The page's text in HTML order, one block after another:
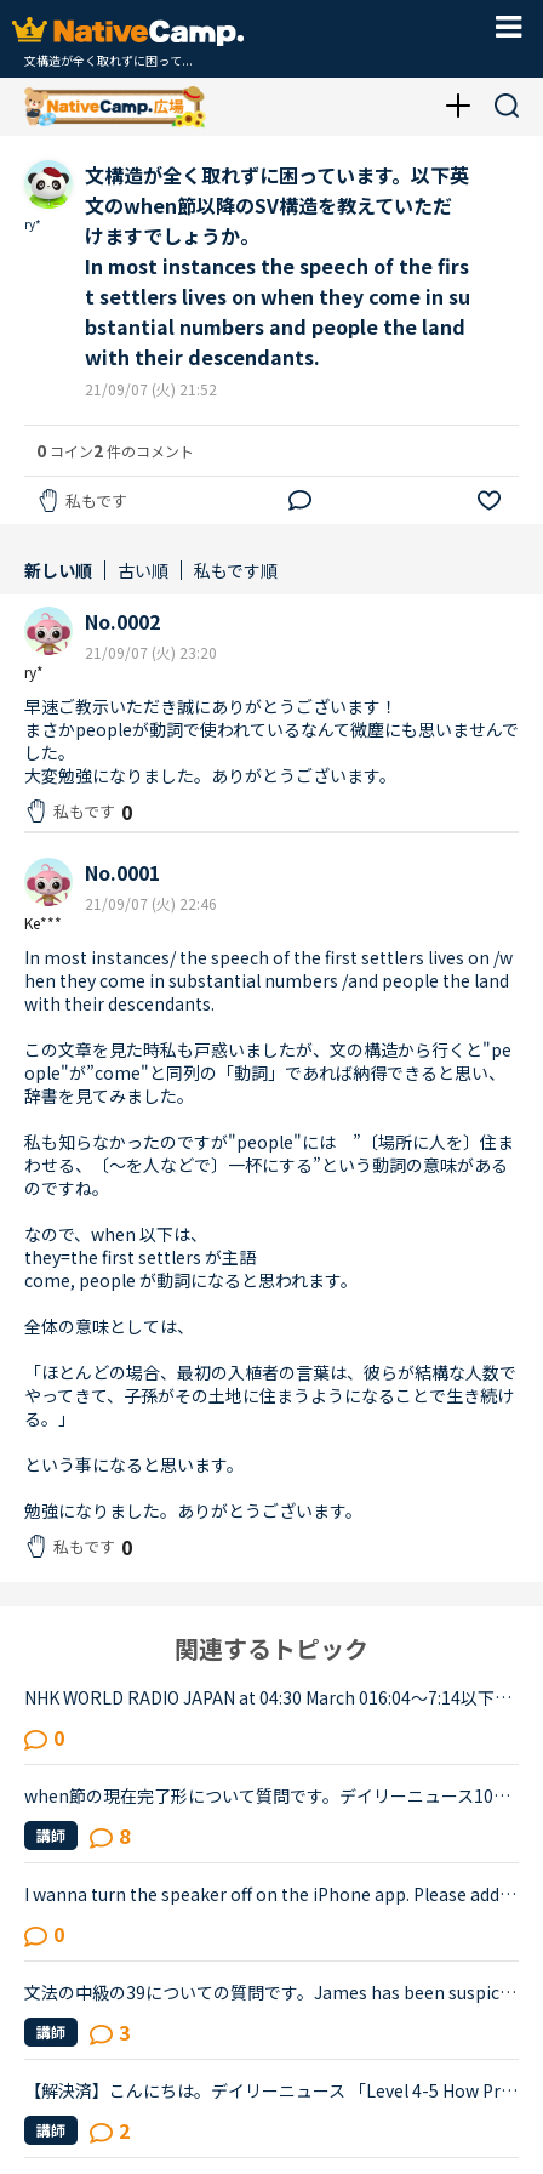
文構造が全く取れずに困って...
ry*
文構造が全く取れずに困っています。以下英
文のwhen節以降のSV構造を教えていただ
けますでしょうか。
In most instances the speech of the firs
t settlers lives on when they come in su
bstantial numbers and people the land
with their descendants.
21/09/07 (火) 21:52
0 コイン2件のコメント
私もです
新しい順 古い順 私もです順
ry*
No.0002
21/09/07 (火) 23:20
早速ご教示いただき誠にありがとうございます！
まさかpeopleが動詞で使われているなんて微塵にも思いませんで
した。
大変勉強になりました。ありがとうございます。
私もです 0
Ke***
No.0001
21/09/07 (火) 22:46
In most instances/ the speech of the first settlers lives on /w
hen they come in substantial numbers /and people the land
with their descendants.
この文章を見た時私も戸惑いましたが、文の構造から行くと"pe
ople"が”come"と同列の「動詞」であれば納得できると思い、
辞書を見てみました。
私も知らなかったのですが"people"には ”〔場所に人を〕住ま
わせる、〔～を人などで〕一杯にする”という動詞の意味がある
のですね。
なので、when 以下は、
they=the first settlers が主語
come, people が動詞になると思われます。
全体の意味としては、
「ほとんどの場合、最初の入植者の言葉は、彼らが結構な人数で
やってきて、子孫がその土地に住まうようになることで生き続け
る。」
という事になると思います。
勉強になりました。ありがとうございます。
私もです 0
関連するトピック
NHK WORLD RADIO JAPAN at 04:30 March 016:04～7:14以下が音声をディクテーションしたものでしたが、音源が削除されてしまったので、このトピック自体をスルーしてください。An international research team of ...
0
when節の現在完了形について質問です。デイリーニュース1052 The importance of saying a Person's name correctlyのなかの文書Studies at the University of Toronto and Stanford University have found that n...
講師 8
I wanna turn the speaker off on the iPhone app. Please add a function to kill the speaker on the app.Very loud voice of tutors is coming from the speaker while tutors can not be hearing voice of us...
0
文法の中級の39についての質問です。James has been suspicious about Andrew's strange behavior lately.James「 Frankly, I don't know why you are still going to that farm. You were only going there for ...
講師 3
【解決済】こんにちは。デイリーニュース 「Level 4-5 How Processed Food Helped Humanity」 の第2パラグラフ、The small size of teeth in early humans can only be explained by food becoming easier to eat...
講師 2